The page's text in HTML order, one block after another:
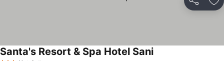
Partager
Santa's Resort & Spa Hotel SaniConsulter les prix